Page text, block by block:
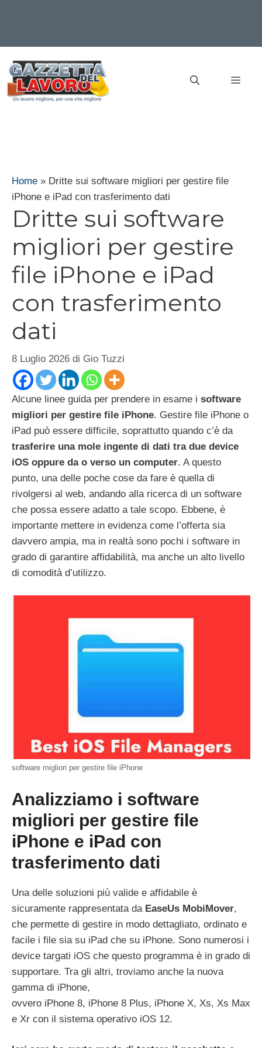
contenuto
Home » Dritte sui software migliori per gestire file
iPhone e iPad con trasferimento dati
Dritte sui software
migliori per gestire
file iPhone e iPad
con trasferimento
dati
8 Luglio 2026 di Gio Tuzzi
Alcune linee guida per prendere in esame i software
migliori per gestire file iPhone. Gestire file iPhone o
iPad può essere difficile, soprattutto quando c’è da
trasferire una mole ingente di dati tra due device
iOS oppure da o verso un computer. A questo
punto, una delle poche cose da fare è quella di
rivolgersi al web, andando alla ricerca di un software
che possa essere adatto a tale scopo. Ebbene, è
importante mettere in evidenza come l’offerta sia
davvero ampia, ma in realtà sono pochi i software in
grado di garantire affidabilità, ma anche un alto livello
di comodità d’utilizzo.
software migliori per gestire file iPhone
Analizziamo i software
migliori per gestire file
iPhone e iPad con
trasferimento dati
Una delle soluzioni più valide e affidabile è
sicuramente rappresentata da EaseUs MobiMover,
che permette di gestire in modo dettagliato, ordinato e
facile i file sia su iPad che su iPhone. Sono numerosi i
device targati iOS che questo programma è in grado di
supportare. Tra gli altri, troviamo anche la nuova
gamma di iPhone,
ovvero iPhone 8, iPhone 8 Plus, iPhone X, Xs, Xs Max
e Xr con il sistema operativo iOS 12.